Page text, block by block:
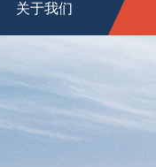
关于我们